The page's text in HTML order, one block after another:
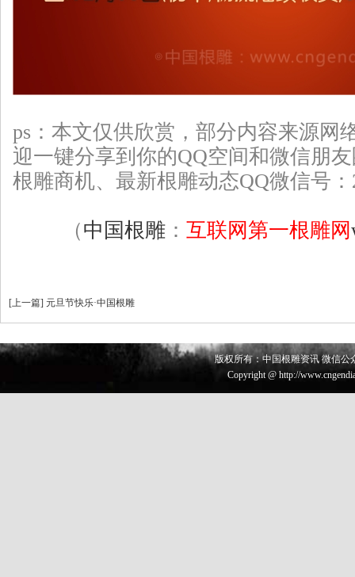
ps：本文仅供欣赏，部分内容来源网
迎一键分享到你的QQ空间和微信朋
根雕商机、最新根雕动态QQ微信号：
（中国根雕 ： 互联网第一根雕网
[上一篇] 元旦节快乐·中国根雕
版权所有：中国根雕资讯 微信公
Copyright @ http://